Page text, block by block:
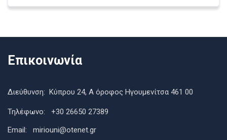
Επικοινωνία
Διεύθυνση: Κύπρου 24, Α όροφος Ηγουμενίτσα 461 00
Τηλέφωνο: +30 26650 27389
Εmail: miriouni@otenet.gr